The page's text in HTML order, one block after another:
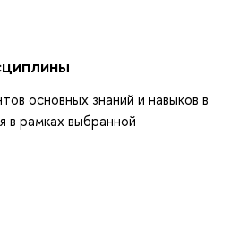
основных знаний и навыков в
в рамках выбранной